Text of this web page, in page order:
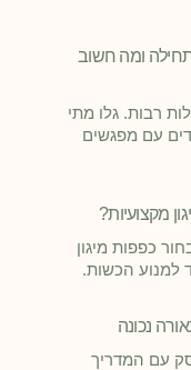
ומה חשוב
רבות. גלו מתי
עם מפגשים
מקצועיות?
כפפות מיגון
למנוע הכשות.
נכונה
עם המדריך